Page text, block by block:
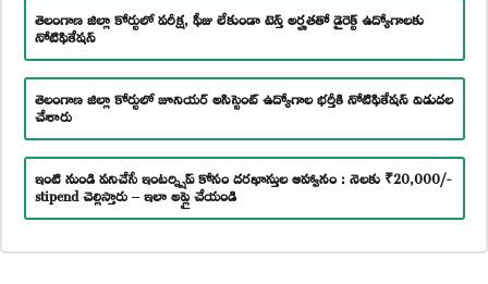
తెలంగాణ జిల్లా కోర్టులో పరీక్ష, ఫీజు లేకుండా టెన్త్ అర్హతతో డైరెక్ట్ ఉద్యోగాలకు
నోటిఫికేషన్
తెలంగాణ జిల్లా కోర్టులో జూనియర్ అసిస్టెంట్ ఉద్యోగాల భర్తీకి నోటిఫికేషన్ విడుదల
చేశారు
ఇంటి నుండి పనిచేసే ఇంటర్న్షిప్ కోసం దరఖాస్తుల ఆహ్వానం : నెలకు ₹20,000/-
stipend చెల్లిస్తారు – ఇలా అప్లై చేయండి